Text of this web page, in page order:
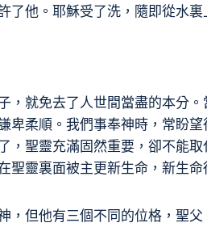
他。耶穌受了洗，隨即從水
就免去了人世間當盡的本分
柔順。我們事奉神時，常盼
聖靈充滿固然重要，卻不能
靈裏面被主更新生命，新生命
但他有三個不同的位格，聖